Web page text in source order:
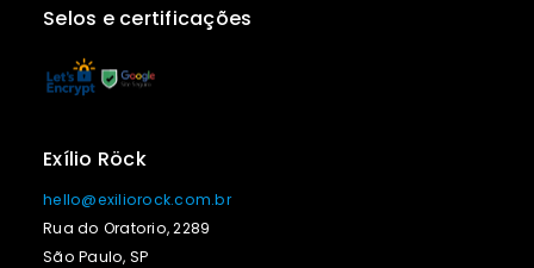
Selos e certificações
Exílio Röck
hello@exiliorock.com.br
Rua do Oratorio, 2289
São Paulo, SP